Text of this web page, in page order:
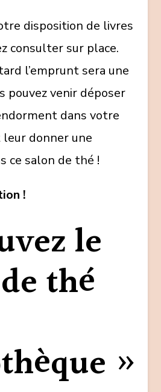
disposition de livres
consulter sur place.
l’emprunt sera une
pouvez venir déposer
dans votre
donner une
ce salon de thé !
!
le
thé
»